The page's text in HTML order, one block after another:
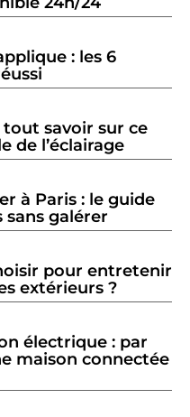
: les 6
tout savoir sur ce
de l’éclairage
à Paris : le guide
galérer
pour entretenir
extérieurs ?
électrique : par
maison connectée